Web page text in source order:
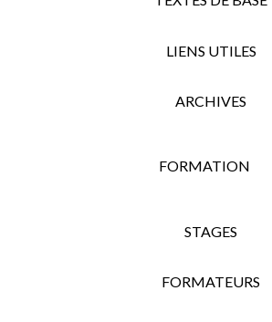
LIENS UTILES
ARCHIVES
FORMATION
STAGES
FORMATEURS